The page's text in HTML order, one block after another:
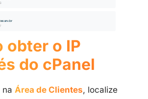
obter o IP
do cPanel
na Área de Clientes, localize